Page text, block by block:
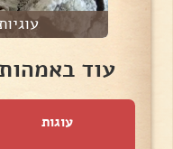
עוד
עוגות